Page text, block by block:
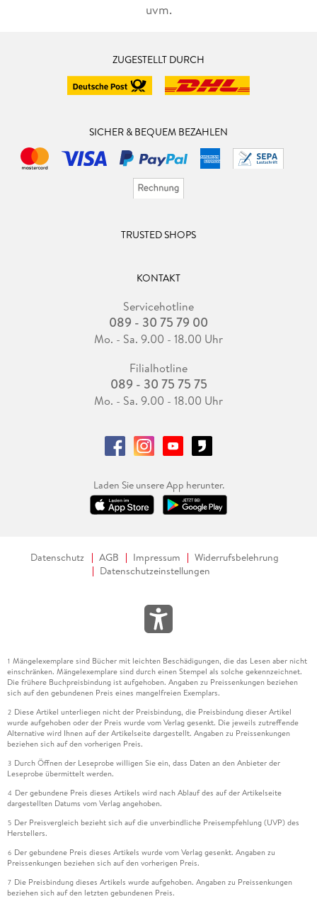
uvm.
ZUGESTELLT DURCH
SICHER & BEQUEM BEZAHLEN
TRUSTED SHOPS
KONTAKT
Servicehotline
089 - 30 75 79 00
Mo. - Sa. 9.00 - 18.00 Uhr
Filialhotline
089 - 30 75 75 75
Mo. - Sa. 9.00 - 18.00 Uhr
Laden Sie unsere App herunter.
Datenschutz AGB Impressum
Widerrufsbelehrung
Datenschutzeinstellungen
1 Mängelexemplare sind Bücher mit leichten Beschädigungen, die das Lesen aber nicht
einschränken. Mängelexemplare sind durch einen Stempel als solche gekennzeichnet.
Die frühere Buchpreisbindung ist aufgehoben. Angaben zu Preissenkungen beziehen
sich auf den gebundenen Preis eines mangelfreien Exemplars.
2 Diese Artikel unterliegen nicht der Preisbindung, die Preisbindung dieser Artikel
wurde aufgehoben oder der Preis wurde vom Verlag gesenkt. Die jeweils zutreffende
Alternative wird Ihnen auf der Artikelseite dargestellt. Angaben zu Preissenkungen
beziehen sich auf den vorherigen Preis.
3 Durch Öffnen der Leseprobe willigen Sie ein, dass Daten an den Anbieter der
Leseprobe übermittelt werden.
4 Der gebundene Preis dieses Artikels wird nach Ablauf des auf der Artikelseite
dargestellten Datums vom Verlag angehoben.
5 Der Preisvergleich bezieht sich auf die unverbindliche Preisempfehlung (UVP) des
Herstellers.
6 Der gebundene Preis dieses Artikels wurde vom Verlag gesenkt. Angaben zu
Preissenkungen beziehen sich auf den vorherigen Preis.
7 Die Preisbindung dieses Artikels wurde aufgehoben. Angaben zu Preissenkungen
beziehen sich auf den letzten gebundenen Preis.